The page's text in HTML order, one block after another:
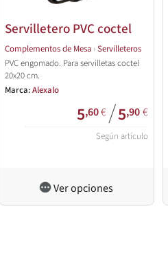
Servilletero PVC coctel
Complementos de Mesa ›Servilleteros
PVC engomado. Para servilletas coctel
20x20 cm.
Marca:Alexalo
5,60€/5,90€
Según artículo
Ver opciones